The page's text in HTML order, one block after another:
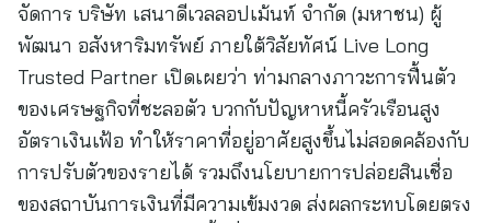
จัดการ บริษัท เสนาดีเวลลอปเม้นท์ จำกัด (มหาชน) ผู้
พัฒนา อสังหาริมทรัพย์ ภายใต้วิสัยทัศน์ Live Long
Trusted Partner เปิดเผยว่า ท่ามกลางภาวะการฟื้นตัว
ของเศรษฐกิจที่ชะลอตัว บวกกับปัญหาหนี้ครัวเรือนสูง
อัตราเงินเฟ้อ ทำให้ราคาที่อยู่อาศัยสูงขึ้นไม่สอดคล้องกับ
การปรับตัวของรายได้ รวมถึงนโยบายการปล่อยสินเชื่อ
ของสถาบันการเงินที่มีความเข้มงวด ส่งผลกระทบโดยตรง